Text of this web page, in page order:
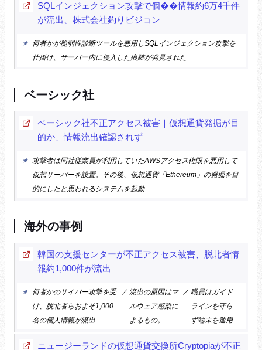
SQLインジェクション攻撃で個��情報約6万4千件
が流出、株式会社釣りビジョン
何者かが脆弱性診断ツールを悪用しSQLインジェクション攻撃を
仕掛け、サーバー内に侵入した痕跡が発見された
ベーシック社
ベーシック社不正アクセス被害｜仮想通貨発掘が目
的か、情報流出確認されず
攻撃者は同社従業員が利用していたAWSアクセス権限を悪用して
仮想サーバーを設置。その後、仮想通貨「Ethereum」の発掘を目
的にしたと思われるシステムを起動
海外の事例
韓国の支援センターが不正アクセス被害、脱北者情
報約1,000件が流出
何者かのサイバー攻撃を受
け、脱北者らおよそ1,000
名の個人情報が流出
／ 流出の原因はマ
ルウェア感染に
よるもの。
／ 職員はガイド
ラインを守ら
ず端末を運用
ニュージーランドの仮想通貨交換所Cryptopiaが不正